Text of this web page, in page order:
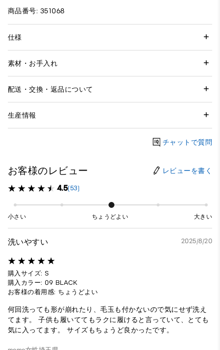
商品番号: 351068
仕様
素材・お手入れ
配送・交換・返品について
生産情報
チャットで質問
お客様のレビュー レビューを書く
4.5(53)
小さい ちょうどよい 大きい
洗いやすい 2025/8/20
購入サイズ: S
購入カラー: 09 BLACK
お客様の着用感: ちょうどよい
何回洗っても形が崩れたり、毛玉も付かないので気にせず洗え
てます。 子供も履いててもラクに履けると言っていて、とても
気に入ってます。 サイズもちょうど良かったです。